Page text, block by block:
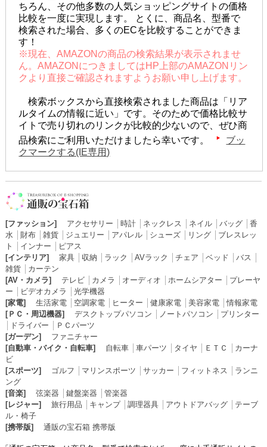
ちろん、その他多数の人気ショッピングサイトの価格
比較を一度に実現します。 とくに、商品名、型番で
検索された場合、多くのECを比較することができま
す！
※現在、AMAZONの商品の検索結果が表示されませ
ん。AMAZONにつきましてはHP上部のAMAZONリン
クより直接ご確認されますようお願い申し上げます。
検索ボックスから直接検索されました商品は「リア
ルタイムの情報に近い」です。そのためで価格比較サ
イトで売り切れのリンクが比較的少ないので、ぜひ商
品検索にご利用いただけましたら幸いです。
ブッ
クマークする(IE専用)
[ファッション] アクセサリー 時計│ ネックレス ネイル│ バッグ│ 香
水
財布│ 雑貨│ ジュエリー アパレル│ シューズ│ リング│ ブレスレッ
ト
インナー
ピアス
[インテリア]
家具│ 収納 ラック AVラック チェア ベッド バス
雑貨│ カーテン
[AV・カメラ]
テレビ│ カメラ オーディオ ホームシアター
プレーヤ
ー
ビデオカメラ
光学機器
[家電]
生活家電│ 空調家電│ ヒーター 健康家電│ 美容家電│情報家電
[ＰＣ・周辺機器]
デスクトップパソコン ノートパソコン
プリンター
ドライバー
ＰＣパーツ
[ガーデン]
ファニチャー
[自動車・バイク・自転車]
自転車│ 車パーツ タイヤ ＥＴＣ
カーナ
ビ
[スポーツ]
ゴルフ マリンスポーツ サッカー フィットネス
ランニ
ング
[音楽]
弦楽器 鍵盤楽器
管楽器
[レジャー]
旅行用品 キャンプ│ 調理器具│ アウトドアバッグ│ テーブ
ル・椅子
[携帯版]
通販の宝石箱 携帯版